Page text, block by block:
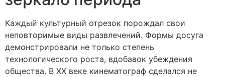
Каждый культурный отрезок порождал свои
неповторимые виды развлечений. Формы досуга
демонстрировали не только степень
технологического роста, вдобавок убеждения
общества. В XX веке кинематограф сделался не